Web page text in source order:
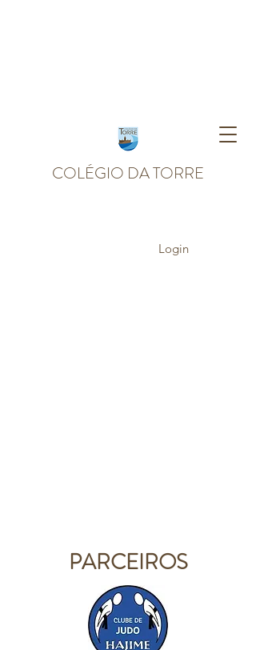
COLÉGIO DA TORRE
Login
PARCEIROS